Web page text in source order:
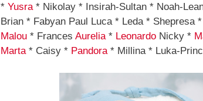
* Yusra * Nikolay * Insirah-Sultan * Noah-
Brian * Fabyan Paul Luca * Leda * Shepresa
Malou * Frances Aurelia * Leonardo Nicky *
Marta * Caisy * Pandora * Millina * Luka-